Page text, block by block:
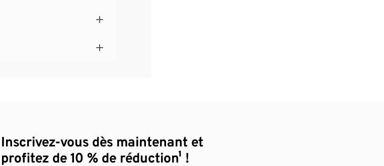
Inscrivez-vous dès maintenant et
profitez de 10 % de réduction¹ !